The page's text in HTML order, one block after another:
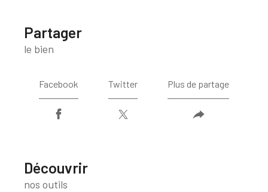
partager
le bien
Facebook Twitter Plus de partage
découvrir
nos outils